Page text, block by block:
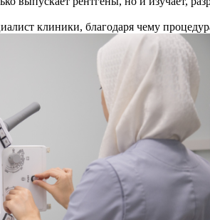
клиники, благодаря чему